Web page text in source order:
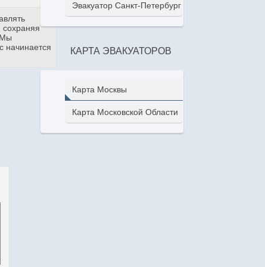
сохраняя
Мы
начинается
Эвакуатор Санкт-Петербург
КАРТА ЭВАКУАТОРОВ
Карта Москвы
Карта Московской Области